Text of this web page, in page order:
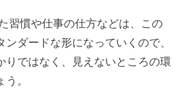
習慣や仕事の仕方などは、この
ダードな形になっていくので、
りではなく、見えないところの環
。